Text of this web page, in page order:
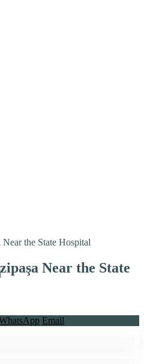
the State Hospital
Near the State
Email